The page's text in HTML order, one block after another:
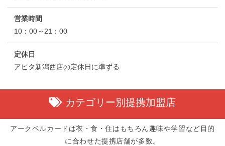
営業時間
10：00～21：00
定休日
アピタ新潟西店の定休日に準ずる
カテゴリー別提携加盟店
アークベルカードは衣・食・住はもちろん趣味や学習など目的
に合わせた提携店舗が多数。